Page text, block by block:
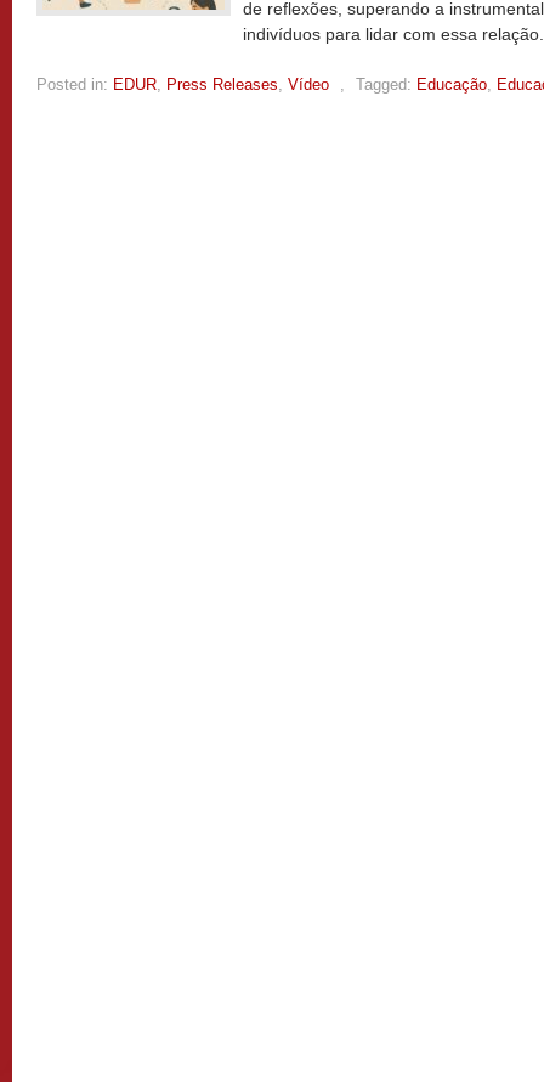
de reflexões, superando a
indivíduos para lidar com essa
Posted in: EDUR, Press Releases, Vídeo , Tagged: Educação,